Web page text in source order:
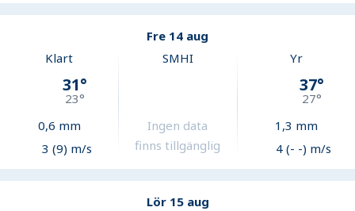
Fre 14 aug
Klart
31°
23°
0,6 mm
3 (9) m/s
SMHI
Ingen data
finns tillgänglig
Yr
37°
27°
1,3 mm
4 (- -) m/s
Lör 15 aug